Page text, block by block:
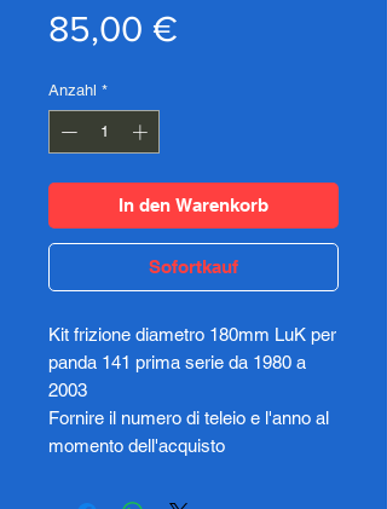
85,00 €
Anzahl *
In den Warenkorb
Sofortkauf
Kit frizione diametro 180mm LuK per
panda 141 prima serie da 1980 a
2003
Fornire il numero di teleio e l'anno al
momento dell'acquisto